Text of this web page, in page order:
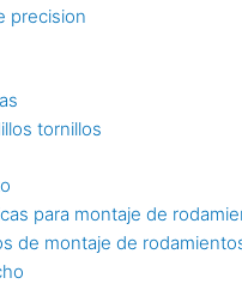
precision
tornillos
para montaje de
de montaje de